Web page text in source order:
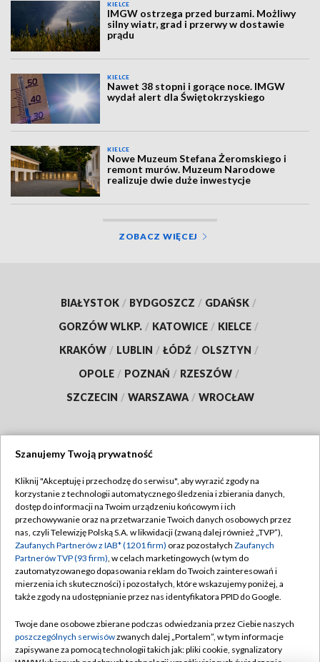
KIELCE
IMGW ostrzega przed burzami. Możliwy
silny wiatr, grad i przerwy w dostawie
prądu
KIELCE
Nawet 38 stopni i gorące noce. IMGW
wydał alert dla Świętokrzyskiego
KIELCE
Nowe Muzeum Stefana Żeromskiego i
remont murów. Muzeum Narodowe
realizuje dwie duże inwestycje
ZOBACZ WIĘCEJ
BIAŁYSTOK / BYDGOSZCZ / GDAŃSK /
GORZÓW WLKP. / KATOWICE / KIELCE /
KRAKÓW / LUBLIN / ŁÓDŹ / OLSZTYN /
OPOLE / POZNAŃ / RZESZÓW /
SZCZECIN / WARSZAWA / WROCŁAW
TVP
Abonament TVP
Emisja w TVP
Centrum informacji TVP
Naziemna Telewizja Cyfrowa
Rada Programowa
System NOS
Regulamin TVP
Polityka prywatności
Moje zgody
Pomoc
Kontakt
Szanujemy Twoją prywatność
Kliknij "Akceptuję i przechodzę do serwisu", aby wyrazić zgody na
korzystanie z technologii automatycznego śledzenia i zbierania danych,
dostęp do informacji na Twoim urządzeniu końcowym i ich
przechowywanie oraz na przetwarzanie Twoich danych osobowych przez
nas, czyli Telewizję Polską S.A. w likwidacji (zwaną dalej również „TVP”),
Zaufanych Partnerów z IAB* (1201 firm) oraz pozostałych Zaufanych
Partnerów TVP (93 firm), w celach marketingowych (w tym do
zautomatyzowanego dopasowania reklam do Twoich zainteresowań i
mierzenia ich skuteczności) i pozostałych, które wskazujemy poniżej, a
także zgody na udostępnianie przez nas identyfikatora PPID do Google.
Twoje dane osobowe zbierane podczas odwiedzania przez Ciebie naszych
poszczególnych serwisówzwanych dalej „Portalem”, w tym informacje
zapisywane za pomocą technologii takich jak: pliki cookie, sygnalizatory